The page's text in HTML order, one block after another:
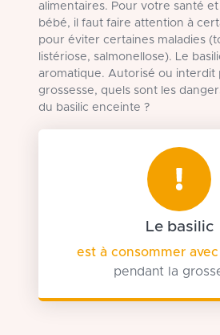
alimentaires. Pour votre santé
bébé, il faut faire attention à
pour éviter certaines maladies
listériose, salmonellose). Le
aromatique. Autorisé ou interdit
grossesse, quels sont les
du basilic enceinte ?
Le basilic
est à consommer
pendant la